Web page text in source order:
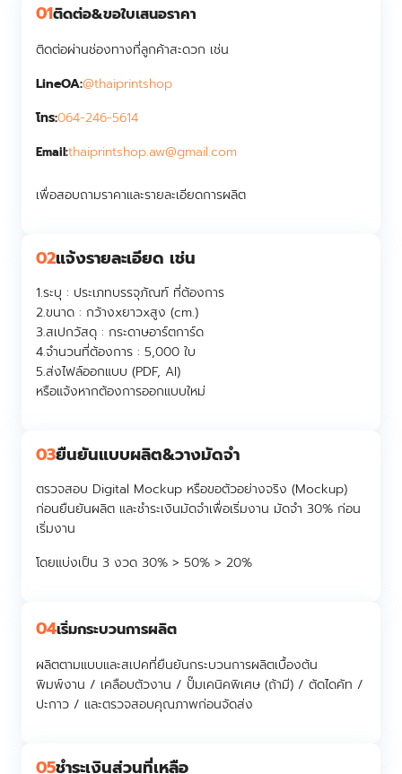
01ติดต่อ&ขอใบเสนอราคา
ติดต่อผ่านช่องทางที่ลูกค้าสะดวก เช่น
LineOA:@thaiprintshop
โทร:064-246-5614
Email:thaiprintshop.aw@gmail.com
เพื่อสอบถามราคาและรายละเอียดการผลิต
02แจ้งรายละเอียด เช่น
1.ระบุ : ประเภทบรรจุภัณฑ์ ที่ต้องการ
2.ขนาด : กว้างxยาวxสูง (cm.)
3.สเปกวัสดุ : กระดาษอาร์ตการ์ด
4.จำนวนที่ต้องการ : 5,000 ใบ
5.ส่งไฟล์ออกแบบ (PDF, AI)
หรือแจ้งหากต้องการออกแบบใหม่
03ยืนยันแบบผลิต&วางมัดจำ
ตรวจสอบ Digital Mockup หรือขอตัวอย่างจริง (Mockup)
ก่อนยืนยันผลิต และชำระเงินมัดจำเพื่อเริ่มงาน มัดจำ 30% ก่อน
เริ่มงาน
โดยแบ่งเป็น 3 งวด 30% > 50% > 20%
04เริ่มกระบวนการผลิต
ผลิตตามแบบและสเปคที่ยืนยันกระบวนการผลิตเบื้องต้น
พิมพ์งาน / เคลือบตัวงาน / ปั๊มเคนิคพิเศษ (ถ้ามี) / ตัดไดคัท /
ปะกาว / และตรวจสอบคุณภาพก่อนจัดส่ง
05ชำระเงินส่วนที่เหลือ